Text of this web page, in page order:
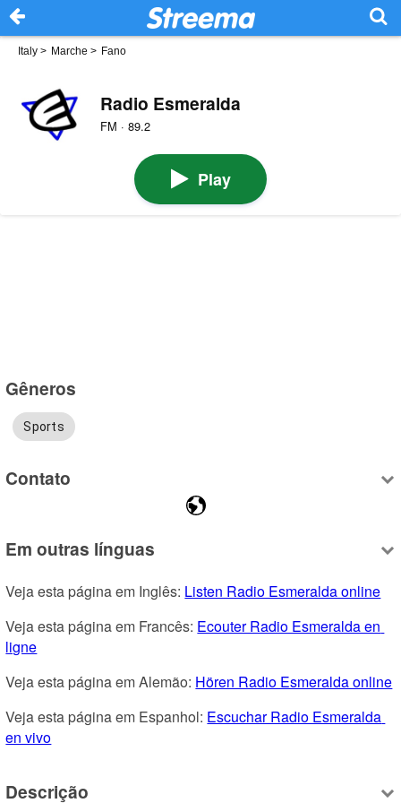
Italy > Marche > Fano
Radio Esmeralda
FM · 89.2
Play
Gêneros
Sports
Contato
Em outras línguas
Veja esta página em Inglês: Listen Radio Esmeralda online
Veja esta página em Francês: Ecouter Radio Esmeralda en
ligne
Veja esta página em Alemão: Hören Radio Esmeralda online
Veja esta página em Espanhol: Escuchar Radio Esmeralda
en vivo
Descrição